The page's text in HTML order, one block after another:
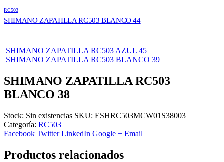
RC503
SHIMANO ZAPATILLA RC503 BLANCO 44
SHIMANO ZAPATILLA RC503 AZUL 45
SHIMANO ZAPATILLA RC503 BLANCO 39
SHIMANO ZAPATILLA RC503
BLANCO 38
Stock: Sin existencias SKU: ESHRC503MCW01S38003
Categoría: RC503
Facebook Twitter LinkedIn Google + Email
Productos relacionados